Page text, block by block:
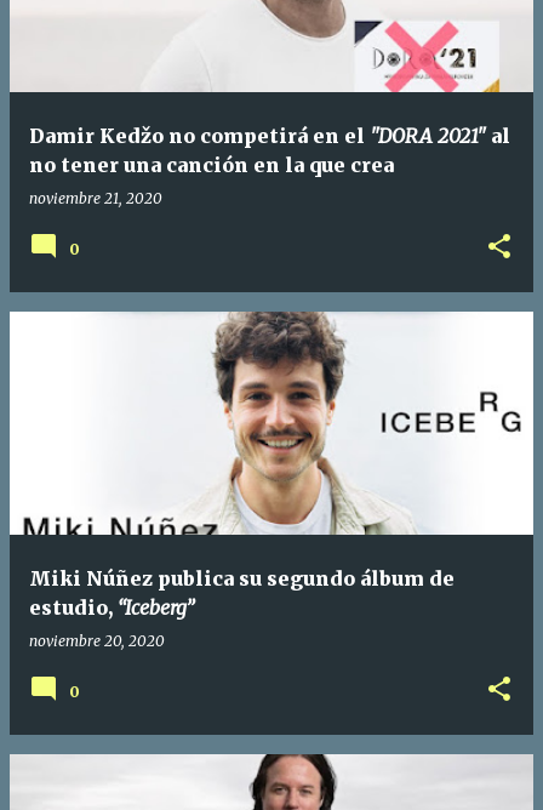
Damir Kedžo no competirá en el "DORA 2021"al
no tener una canción en la que crea
noviembre 21, 2020
0
Miki Núñez publica su segundo álbum de
estudio, “Iceberg”
noviembre 20, 2020
0